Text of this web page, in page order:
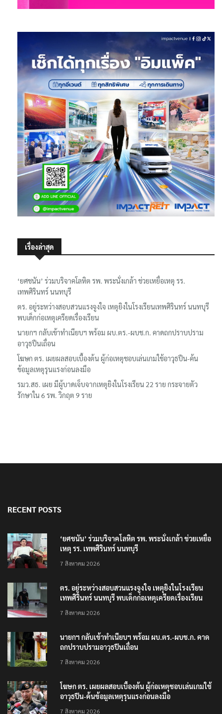
เรื่องล่าสุด
‘ยศชนัน’ ร่วมบริจาคโลหิต รพ. พระนั่งเกล้า ช่วยเหยื่อเหตุ รร.
เทพศิรินทร์ นนทบุรี
ตร. อยู่ระหว่างสอบสวนแรงจูงใจ เหตุยิงในโรงเรียนเทพศิรินทร์ นนทบุรี
พบเด็กก่อเหตุเครียดเรื่องเรียน
นายกฯ กลับเข้าทำเนียบฯ พร้อม ผบ.ตร.-ผบช.ก. คาดถกปราบปราม
อาวุธปืนเถื่อน
โฆษก ตร. เผยผลสอบเบื้องต้น ผู้ก่อเหตุชอบเล่นเกมใช้อาวุธปืน-ค้น
ข้อมูลเหตุรุนแรงก่อนลงมือ
รมว.สธ. เผย มีผู้บาดเจ็บจากเหตุยิงในโรงเรียน 22 ราย กระจายตัว
รักษาใน 6 รพ. วิกฤต 9 ราย
RECENT POSTS
‘ยศชนัน’ ร่วมบริจาคโลหิต รพ. พระนั่งเกล้า ช่วยเหยื่อ
เหตุ รร. เทพศิรินทร์ นนทบุรี
7 สิงหาคม 2026
ตร. อยู่ระหว่างสอบสวนแรงจูงใจ เหตุยิงในโรงเรียน
เทพศิรินทร์ นนทบุรี พบเด็กก่อเหตุเครียดเรื่องเรียน
7 สิงหาคม 2026
นายกฯ กลับเข้าทำเนียบฯ พร้อม ผบ.ตร.-ผบช.ก. คาด
ถกปราบปรามอาวุธปืนเถื่อน
7 สิงหาคม 2026
โฆษก ตร. เผยผลสอบเบื้องต้น ผู้ก่อเหตุชอบเล่นเกมใช้
อาวุธปืน-ค้นข้อมูลเหตุรุนแรงก่อนลงมือ
7 สิงหาคม 2026